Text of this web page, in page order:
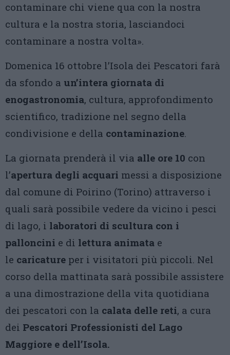
contaminare chi viene qua con la nostra
cultura e la nostra storia, lasciandoci
contaminare a nostra volta».
Domenica 16 ottobre l’Isola dei Pescatori farà
da sfondo a un’intera giornata di
enogastronomia, cultura, approfondimento
scientifico, tradizione nel segno della
condivisione e della contaminazione.
La giornata prenderà il via alle ore 10 con
l’apertura degli acquari messi a disposizione
dal comune di Poirino (Torino) attraverso i
quali sarà possibile vedere da vicino i pesci
di lago, i laboratori di scultura con i
palloncini e di lettura animata e
le caricature per i visitatori più piccoli. Nel
corso della mattinata sarà possibile assistere
a una dimostrazione della vita quotidiana
dei pescatori con la calata delle reti, a cura
dei Pescatori Professionisti del Lago
Maggiore e dell’Isola.